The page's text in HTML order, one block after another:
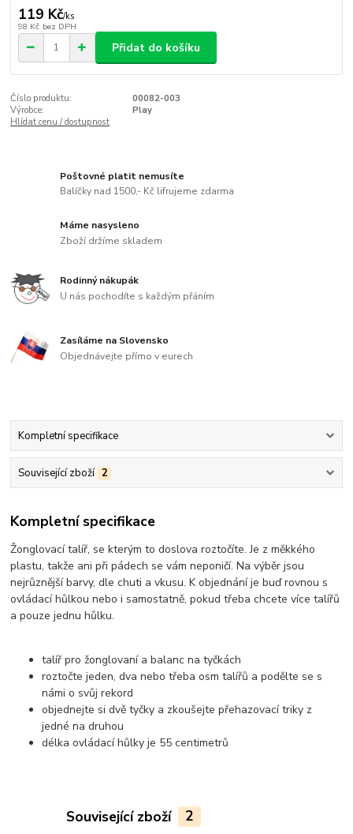
119 Kč/ks
98 Kč bez DPH
Přidat do košíku
Číslo produktu:
00082-003
Výrobce:
Play
Hlídat cenu / dostupnost
Poštovné platit nemusíte
Balíčky nad 1500,- Kč lifrujeme zdarma
Máme nasysleno
Zboží držíme skladem
Rodinný nákupák
U nás pochodíte s každým přáním
Zasíláme na Slovensko
Objednávejte přímo v eurech
Kompletní specifikace
Související zboží 2
Kompletní specifikace
Žonglovací talíř, se kterým to doslova roztočíte. Je z měkkého
plastu, takže ani při pádech se vám neponičí. Na výběr jsou
nejrůznější barvy, dle chuti a vkusu. K objednání je buď rovnou s
ovládací hůlkou nebo i samostatně, pokud třeba chcete více talířů
a pouze jednu hůlku.
talíř pro žonglovaní a balanc na tyčkách
roztočte jeden, dva nebo třeba osm talířů a podělte se s
námi o svůj rekord
objednejte si dvě tyčky a zkoušejte přehazovací triky z
jedné na druhou
délka ovládací hůlky je 55 centimetrů
Související zboží 2